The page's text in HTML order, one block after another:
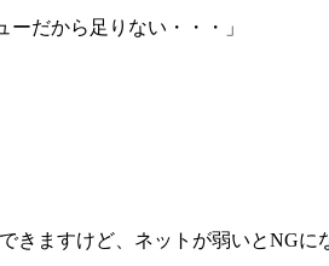
ーだから足りない・・・」
きますけど、ネットが弱いとNGに